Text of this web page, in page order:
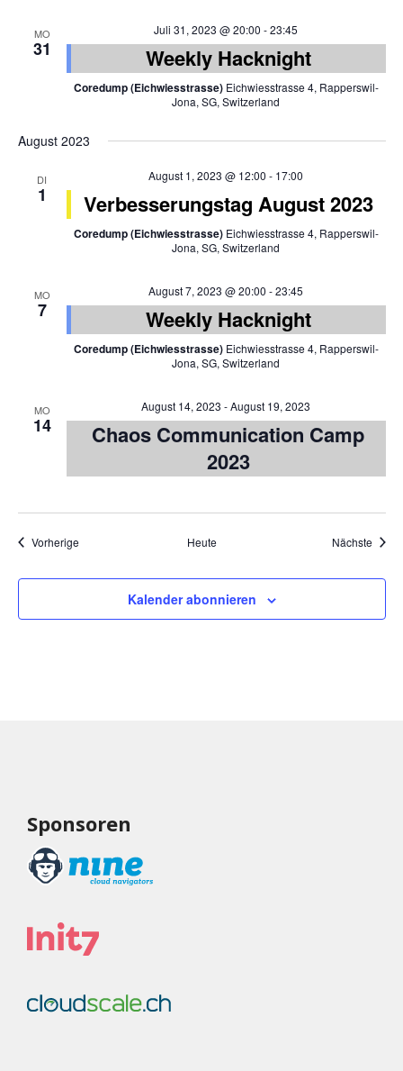
MO
31
Juli 31, 2023 @ 20:00 -23:45
Weekly Hacknight
Coredump (Eichwiesstrasse) Eichwiesstrasse 4, Rapperswil-
Jona, SG, Switzerland
August 2023
DI
1
August 1, 2023 @ 12:00 - 17:00
Verbesserungstag August 2023
Coredump (Eichwiesstrasse) Eichwiesstrasse 4, Rapperswil-
Jona, SG, Switzerland
MO
7
August 7, 2023 @ 20:00 -23:45
Weekly Hacknight
Coredump (Eichwiesstrasse) Eichwiesstrasse 4, Rapperswil-
Jona, SG, Switzerland
MO
14
August 14, 2023 -August 19, 2023
Chaos Communication Camp
2023
VorherigeVeranstaltungen Heute Nächste
Kalender abonnieren
Sponsoren